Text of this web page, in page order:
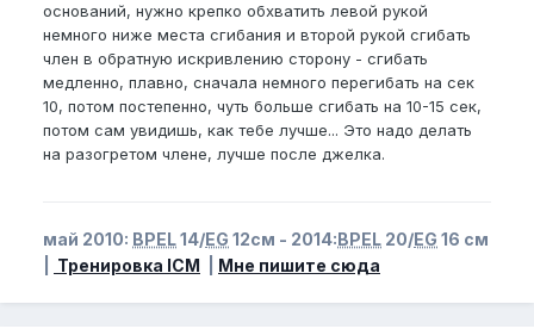
оснований, нужно крепко обхватить левой рукой
немного ниже места сгибания и второй рукой сгибать
член в обратную искривлению сторону - сгибать
медленно, плавно, сначала немного перегибать на сек
10, потом постепенно, чуть больше сгибать на 10-15 сек,
потом сам увидишь, как тебе лучше... Это надо делать
на разогретом члене, лучше после джелка.
май 2010: BPEL14/EG 12см - 2014:BPEL 20/EG 16 см
Тренировка ICM Мне пишите сюда